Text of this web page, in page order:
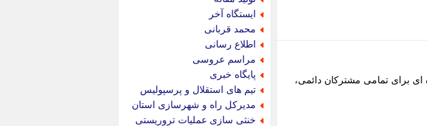
برای تمامی مشترکان دائمی،
ایستگاه آخر
محمد قربانی
اطلاع رسانی
مراسم عروسی
پایگاه خبری
تیم های استقلال و پرسپولیس
مدیرکل راه و شهرسازی استان
خنثی سازی عملیات تروریستی